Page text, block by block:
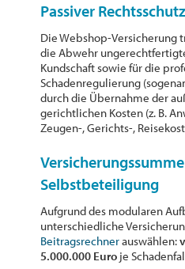
Passiver Rechtsschutz
Die Webshop-Versicherung
die Abwehr
Kundschaft sowie für die
Schadenregulierung
durch die Übernahme der
gerichtlichen Kosten (z. B.
Zeugen-, Gerichts-,
Selbstbeteiligung
Aufgrund des modularen
unterschiedliche
Beitragsrechnerauswählen:
5.000.000 Euro je